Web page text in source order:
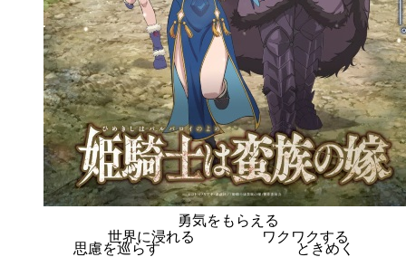
勇気をもらえる
ワクワクする
ときめく
思慮を巡らす
世界に浸れる